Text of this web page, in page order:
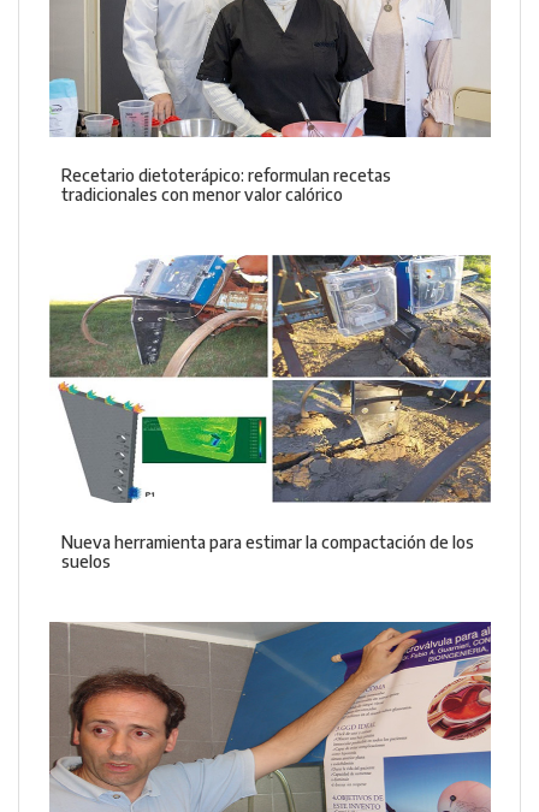
Recetario dietoterápico: reformulan recetas
tradicionales con menor valor calórico
Nueva herramienta para estimar la compactación de los
suelos